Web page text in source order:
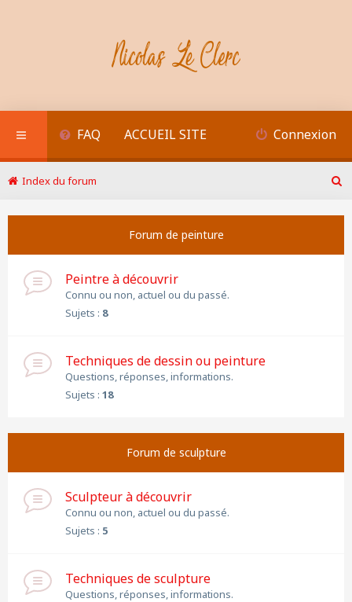
FAQ ACCUEIL SITE Connexion
Index du forum
Forum de peinture
Peintre à découvrir
Connu ou non, actuel ou du passé.
Sujets : 8
Techniques de dessin ou peinture
Questions, réponses, informations.
Sujets : 18
Forum de sculpture
Sculpteur à découvrir
Connu ou non, actuel ou du passé.
Sujets : 5
Techniques de sculpture
Questions, réponses, informations.